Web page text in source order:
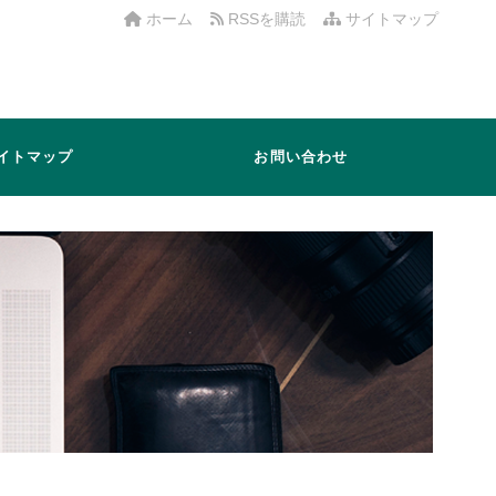
サイトマップ
RSSを購読
ホーム
トマップ お問い合わせ